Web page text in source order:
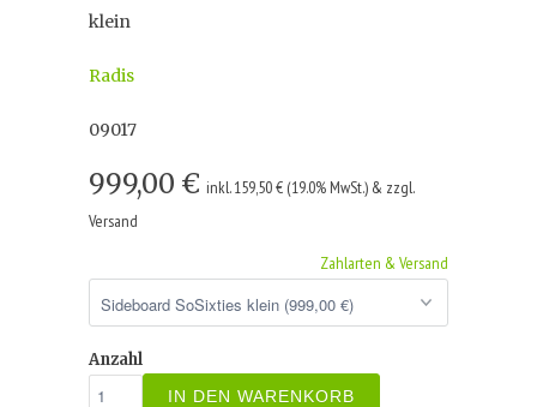
klein
Radis
09017
999,00 € inkl. 159,50 € (19.0% MwSt.) & zzgl.
Versand
Zahlarten & Versand
Anzahl
IN DEN WARENKORB